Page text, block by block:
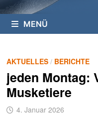
MENÜ
AKTUELLES/ BERICHTE
jeden Montag:
Musketiere
4. Januar 2026